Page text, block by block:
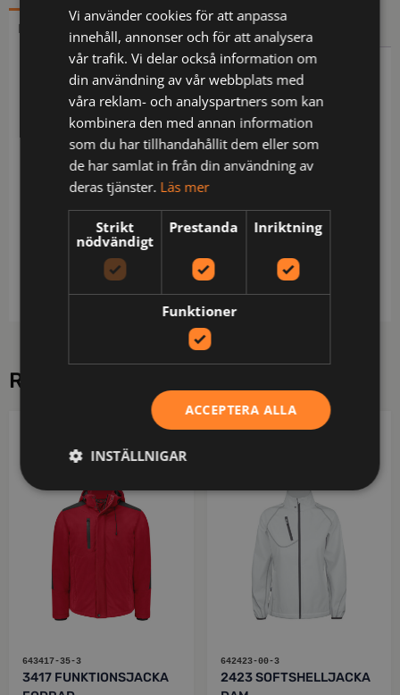
BESKRIVNING YTTERLIGARE INFORMATION
Beskrivning
Vadderad jacka i ett lätt, diamantquiltat material.
Bröstfickor på båda sidor med dragkedja, vänster
sida med inbyggt fäste för ID-kort. Sidfickor på
båda sidor med dragkedja, även öppna innerfickor
finns en tvättchipficka.
Förhöjd synbarhet EN 17353
Levereras i en biobaserad, komposterbar påse
RELATERADE PRODUKTER
643417-35-3
3417 FUNKTIONSJACKA
642423-00-3
2423 SOFTSHELLJACKA
Vi använder cookies för att anpassa
innehåll, annonser och för att analysera
vår trafik. Vi delar också information om
din användning av vår webbplats med
våra reklam- och analyspartners som kan
kombinera den med annan information
som du har tillhandahållit dem eller som
de har samlat in från din användning av
deras tjänster. Läs mer
Strikt
nödvändigt
Prestanda Inriktning
Funktioner
ACCEPTERA ALLA
INSTÄLLNIGAR